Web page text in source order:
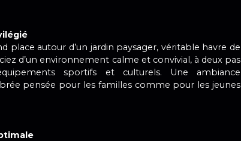
place autour d’un jardin paysager, véritable havre de
d’un environnement calme et convivial, à deux pas
sportifs et culturels. Une ambiance
pensée pour les familles comme pour les jeunes